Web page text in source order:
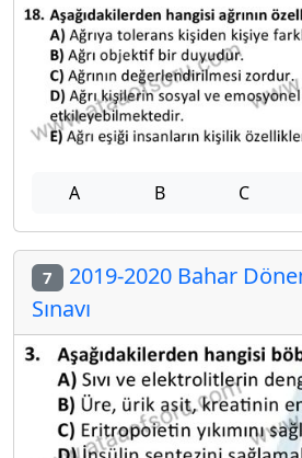
A B C
7 2019-2020 Bahar
Sınavı